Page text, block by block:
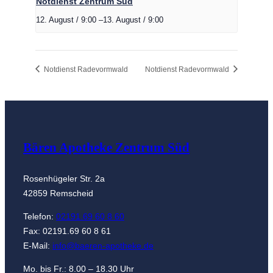
12. August / 9:00 –13. August / 9:00
Notdienst Radevormwald Notdienst Radevormwald
Bären Apotheke Zentrum Süd
Rosenhügeler Str. 2a
42859 Remscheid
Telefon: 02191.69 60 8 60
Fax: 02191.69 60 8 61
E-Mail: info@baeren-apotheke.de
Mo. bis Fr.: 8.00 – 18.30 Uhr